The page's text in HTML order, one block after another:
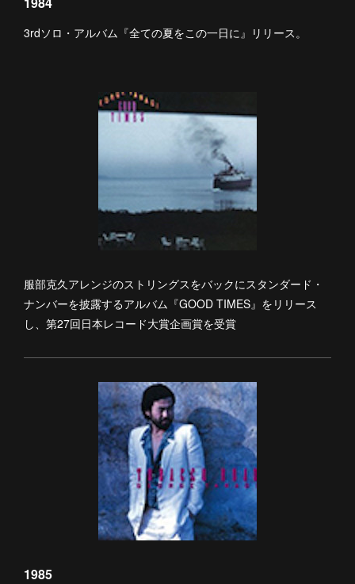
3rdソロ・アルバム『全ての夏をこの一日に』リリース。
服部克久アレンジのストリングスをバックにスタンダード・
ナンバーを披露するアルバム『GOOD TIMES』をリリース
し、第27回日本レコード大賞企画賞を受賞
1985